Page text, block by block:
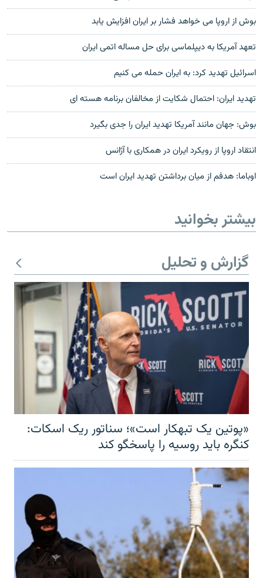
بوش از اروپا می خواهد فشار بر ایران افزایش یابد
تعهد آمريکا به ديپلماسی برای حل مساله اتمی ايران
اسرائیل تهدید کرد: به ایران حمله می کنیم
تهدید ایران: احتمال شکایت از مخالفان برنامه هسته ای
بوش: جهان مانند آمریکا تهدید ایران را جدی بگیرد
انتقاد اروپا از رویکرد ایران در همکاری با آژانس
اوباما: هدفم از ميان برداشتن تهديد ايران است
بیشتر بخوانید
گزارش و تحلیل
«پوتین یک تبهکار است»؛ سناتور ریک اسکات:
کنگره باید روسیه را پاسخگو کند